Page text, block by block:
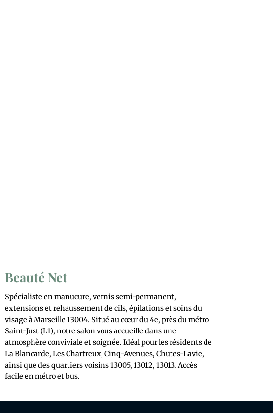
Beauté Net
Spécialiste en manucure, vernis semi-permanent,
extensions et rehaussement de cils, épilations et soins du
visage à Marseille 13004. Situé au cœur du 4e, près du métro
Saint-Just (L1), notre salon vous accueille dans une
atmosphère conviviale et soignée. Idéal pour les résidents de
La Blancarde, Les Chartreux, Cinq-Avenues, Chutes-Lavie,
ainsi que des quartiers voisins 13005, 13012, 13013. Accès
facile en métro et bus.